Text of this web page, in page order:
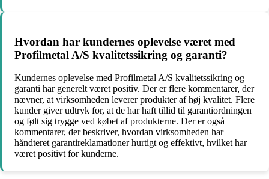
Hvordan har kundernes oplevelse været med
Profilmetal A/S kvalitetssikring og garanti?
Kundernes oplevelse med Profilmetal A/S kvalitetssikring og
garanti har generelt været positiv. Der er flere kommentarer, der
nævner, at virksomheden leverer produkter af høj kvalitet. Flere
kunder giver udtryk for, at de har haft tillid til garantiordningen
og følt sig trygge ved købet af produkterne. Der er også
kommentarer, der beskriver, hvordan virksomheden har
håndteret garantireklamationer hurtigt og effektivt, hvilket har
været positivt for kunderne.